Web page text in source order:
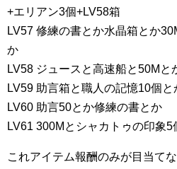
+エリアン3個+LV58箱
LV57 修練の書とか水晶箱とか
か
LV58 ジュースと高速船と50Mと
LV59 助言箱と職人の記憶10個と
LV60 助言50とか修練の書とか
LV61 300Mとシャカトゥの印象
これアイテム報酬のみが目当て